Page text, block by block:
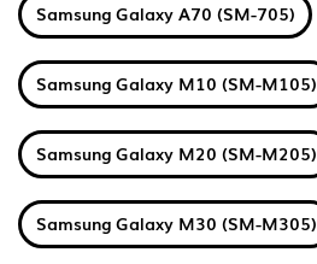
Samsung Galaxy A70 (SM-705)
Samsung Galaxy M10 (SM-M105)
Samsung Galaxy M20 (SM-M205)
Samsung Galaxy M30 (SM-M305)